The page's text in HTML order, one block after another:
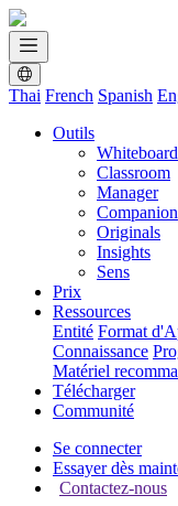
Thai French Spanish
Outils
Whiteboard
Classroom
Manager
Companion
Originals
Insights
Sens
Prix
Ressources
Entité Format
Connaissance
Matériel
Télécharger
Communité
Se connecter
Essayer dès
Contactez-nous